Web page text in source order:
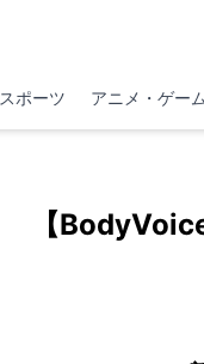
スポーツ アニメ・ゲー
【